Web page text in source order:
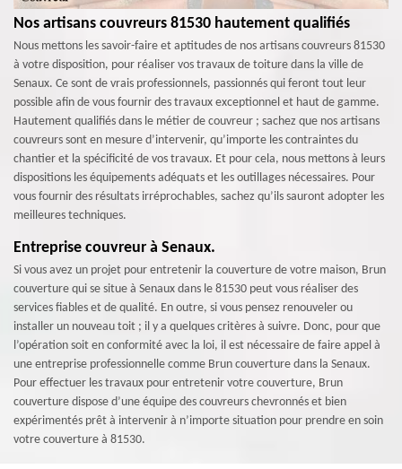
Nos artisans couvreurs 81530 hautement qualifiés
Nous mettons les savoir-faire et aptitudes de nos artisans couvreurs 81530
à votre disposition, pour réaliser vos travaux de toiture dans la ville de
Senaux. Ce sont de vrais professionnels, passionnés qui feront tout leur
possible afin de vous fournir des travaux exceptionnel et haut de gamme.
Hautement qualifiés dans le métier de couvreur ; sachez que nos artisans
couvreurs sont en mesure d’intervenir, qu’importe les contraintes du
chantier et la spécificité de vos travaux. Et pour cela, nous mettons à leurs
dispositions les équipements adéquats et les outillages nécessaires. Pour
vous fournir des résultats irréprochables, sachez qu’ils sauront adopter les
meilleures techniques.
Entreprise couvreur à Senaux.
Si vous avez un projet pour entretenir la couverture de votre maison, Brun
couverture qui se situe à Senaux dans le 81530 peut vous réaliser des
services fiables et de qualité. En outre, si vous pensez renouveler ou
installer un nouveau toit ; il y a quelques critères à suivre. Donc, pour que
l’opération soit en conformité avec la loi, il est nécessaire de faire appel à
une entreprise professionnelle comme Brun couverture dans la Senaux.
Pour effectuer les travaux pour entretenir votre couverture, Brun
couverture dispose d’une équipe des couvreurs chevronnés et bien
expérimentés prêt à intervenir à n’importe situation pour prendre en soin
votre couverture à 81530.